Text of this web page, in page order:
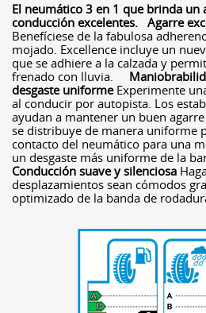
El neumático 3 en 1 que brinda un
conducción excelentes. Agarre
Benefíciese de la fabulosa
mojado. Excellence incluye un
que se adhiere a la calzada y
frenado con lluvia.
desgaste uniformeExperimente
al conducir por autopista. Los
ayudan a mantener un buen
se distribuye de manera uniforme
contacto del neumático para una
un desgaste más uniforme de la
Conducción suave y silenciosa
desplazamientos sean cómodos
optimizado de la banda de